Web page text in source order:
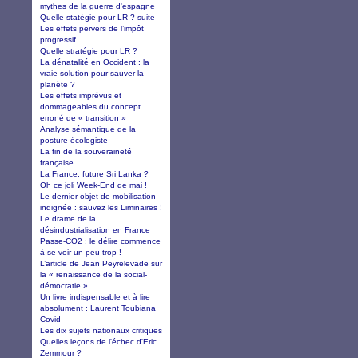
mythes de la guerre d'espagne
Quelle statégie pour LR ? suite
Les effets pervers de l’impôt
progressif
Quelle stratégie pour LR ?
La dénatalité en Occident : la
vraie solution pour sauver la
planète ?
Les effets imprévus et
dommageables du concept
erroné de « transition »
Analyse sémantique de la
posture écologiste
La fin de la souveraineté
française
La France, future Sri Lanka ?
Oh ce joli Week-End de mai !
Le dernier objet de mobilisation
indignée : sauvez les Liminaires !
Le drame de la
désindustrialisation en France
Passe-CO2 : le délire commence
à se voir un peu trop !
L’article de Jean Peyrelevade sur
la « renaissance de la social-
démocratie ».
Un livre indispensable et à lire
absolument : Laurent Toubiana
Covid
Les dix sujets nationaux critiques
Quelles leçons de l'échec d'Eric
Zemmour ?